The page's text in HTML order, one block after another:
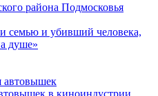
района Подмосковья
семью и убивший человека,
душе»
в киноиндустрии